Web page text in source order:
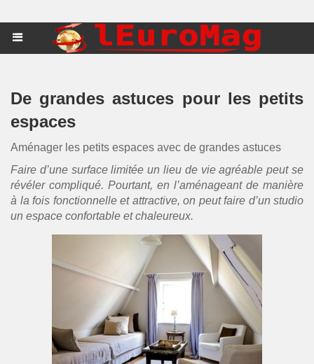
De grandes astuces pour les petits
espaces
Aménager les petits espaces avec de grandes astuces
Faire d’une surface limitée un lieu de vie agréable peut se
révéler compliqué. Pourtant, en l’aménageant de manière
à la fois fonctionnelle et attractive, on peut faire d’un studio
un espace confortable et chaleureux.